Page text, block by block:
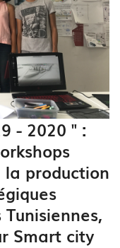
- 2020 " :
production
Smart city